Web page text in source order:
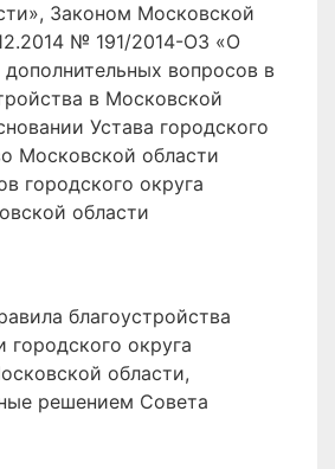
Законом Московской
№ 191/2014-ОЗ «О
дополнительных вопросов в
в Московской
Устава городского
Московской области
городского округа
области
благоустройства
городского округа
области,
решением Совета